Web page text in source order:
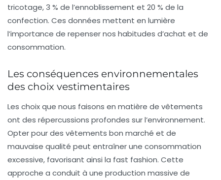
tricotage,3 % de l’ennoblissement et 20 % de la
confection. Ces données mettent en lumière
l’importance de repenser nos habitudes d’achat et de
consommation.
Les conséquences environnementales
des choix vestimentaires
Les choix que nous faisons en matière de vêtements
ont des répercussions profondes sur l’environnement.
Opter pour des vêtements bon marché et de
mauvaise qualité peut entraîner une consommation
excessive, favorisant ainsi la fast fashion. Cette
approche a conduit à une production massive de